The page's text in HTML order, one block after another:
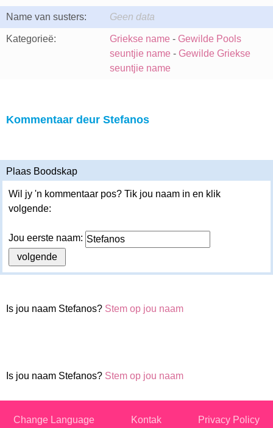
Name van susters: Geen data
Kategorieë: Griekse name - Gewilde Pools
seuntjie name - Gewilde Griekse
seuntjie name
Kommentaar deur Stefanos
Plaas Boodskap
Wil jy 'n kommentaar pos? Tik jou naam in en klik
volgende:
Jou eerste naam:
Is jou naam Stefanos? Stem op jou naam
Is jou naam Stefanos? Stem op jou naam
Change Language Kontak Privacy Policy